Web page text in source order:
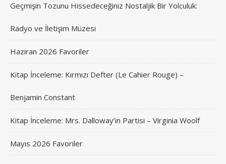
Geçmişin Tozunu Hissedeceğiniz Nostaljik Bir Yolculuk:
Radyo ve İletişim Müzesi
Haziran 2026 Favoriler
Kitap İnceleme: Kırmızı Defter (Le Cahier Rouge) –
Benjamin Constant
Kitap İnceleme: Mrs. Dalloway’in Partisi – Virginia Woolf
Mayıs 2026 Favoriler